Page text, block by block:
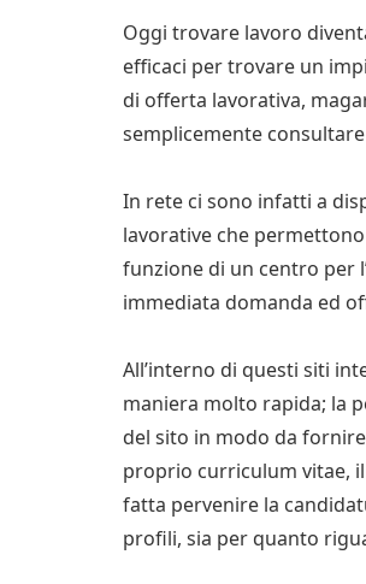
Oggi trovare lavoro
efficaci per trovare un
di offerta lavorativa,
semplicemente
In rete ci sono infatti a
lavorative che
funzione di un centro per
immediata domanda ed
All’interno di questi siti
maniera molto rapida; la
del sito in modo da
proprio curriculum vitae,
fatta pervenire la
profili, sia per quanto